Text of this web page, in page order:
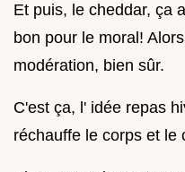
Et puis, le cheddar, ça
bon pour le moral!
modération, bien sûr.
C'est ça, l' idée repas
réchauffe le corps et